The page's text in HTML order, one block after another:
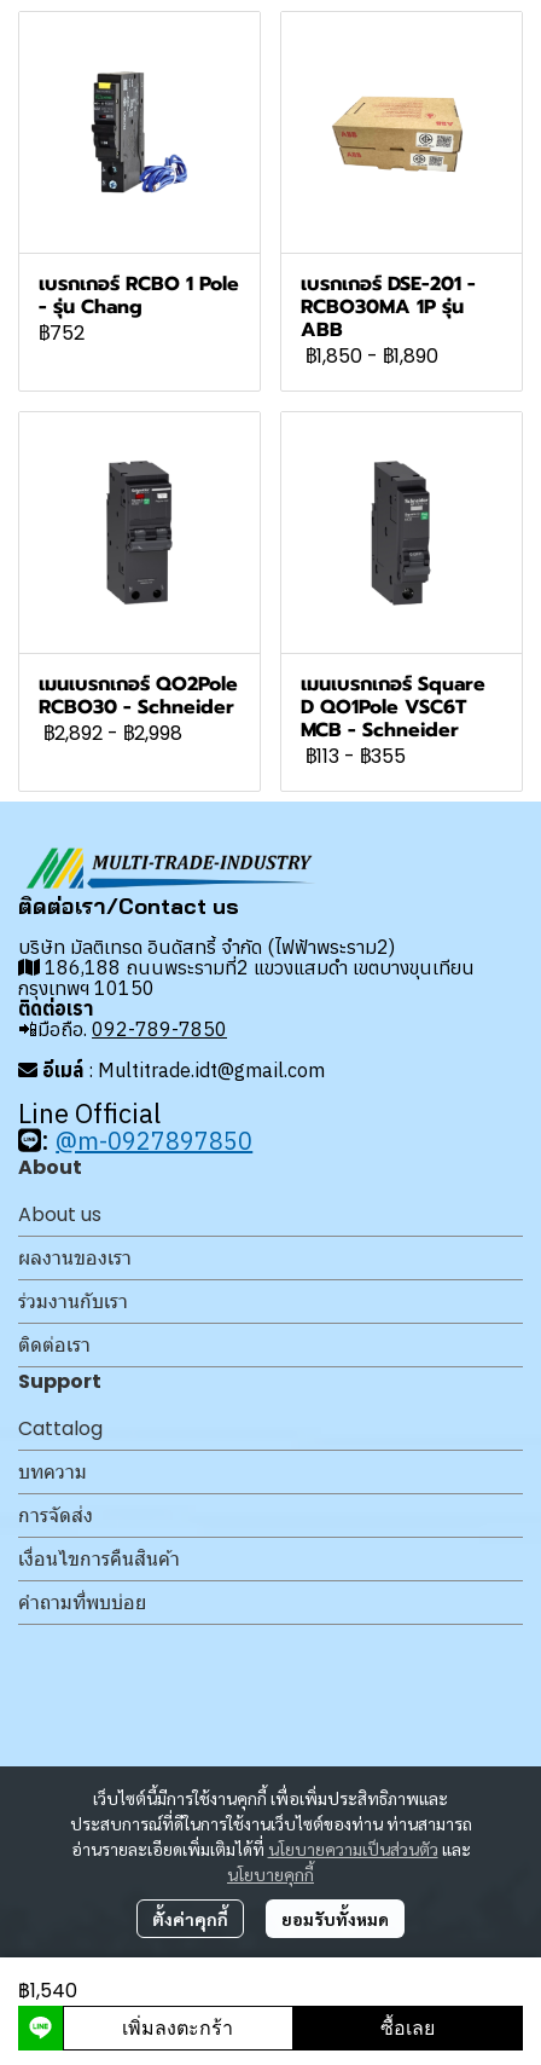
เบรกเกอร์ RCBO 1 Pole
- รุ่น Chang
฿752
เบรกเกอร์ DSE-201 -
RCBO30MA 1P รุ่น
ABB
฿1,850 - ฿1,890
เมนเบรกเกอร์ QO2Pole
RCBO30 - Schneider
฿2,892 - ฿2,998
เมนเบรกเกอร์ Square
D QO1Pole VSC6T
MCB - Schneider
฿113 - ฿355
฿1,540
เพิ่มลงตะกร้า ซื้อเลย
เว็บไซต์นี้มีการใช้งานคุกกี้ เพื่อเพิ่มประสิทธิภาพและ
ประสบการณ์ที่ดีในการใช้งานเว็บไซต์ของท่าน ท่านสามารถ
อ่านรายละเอียดเพิ่มเติมได้ที่ นโยบายความเป็นส่วนตัว และ
นโยบายคุกกี้
ตั้งค่าคุกกี้ ยอมรับทั้งหมด
ติดต่อเรา/Contact us
บริษัท มัลติเทรด อินดัสทรี้ จำกัด (ไฟฟ้าพระราม2)
186,188 ถนนพระรามที่2 แขวงแสมดำ เขตบางขุนเทียน
กรุงเทพฯ 10150
ติดต่อเรา
📲มือถือ. 092-789-7850
อีเมล์ : Multitrade.idt@gmail.com
Line Official
: @m-0927897850
About
About us
ผลงานของเรา
ร่วมงานกับเรา
ติดต่อเรา
Support
Cattalog
บทความ
การจัดส่ง
เงื่อนไขการคืนสินค้า
คำถามที่พบบ่อย
ผู้เข้าชมวันนี้9,200
Powered By MakeWebEasy